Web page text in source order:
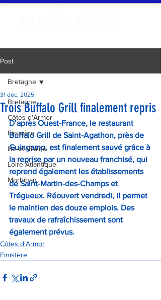
Post
Bretagne
Côtes d'Armor
Finistère
Ille-et-Vilaine
Loire Atlantique
Morbihan
Bretagne
Trois Buffalo Grill finalement repris
31 déc. 2025
D’après Ouest-France, le restaurant
Buffalo Grill de Saint-Agathon, près de
Guingamp, est finalement sauvé grâce à
la reprise par un nouveau franchisé, qui
reprend également les établissements
de Saint-Martin-des-Champs et
Trégueux. Réouvert vendredi, il permet
le maintien des douze emplois. Des
travaux de rafraîchissement sont
également prévus.
Côtes d'Armor
Finistère